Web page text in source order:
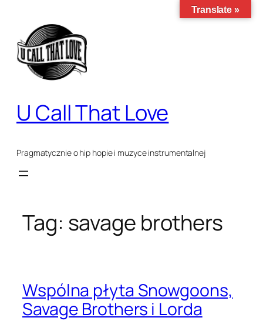
treści
U Call That Love
Pragmatycznie o hip hopie i muzyce instrumentalnej
Tag: savage brothers
Wspólna płyta Snowgoons,
Savage Brothers i Lorda
Translate »